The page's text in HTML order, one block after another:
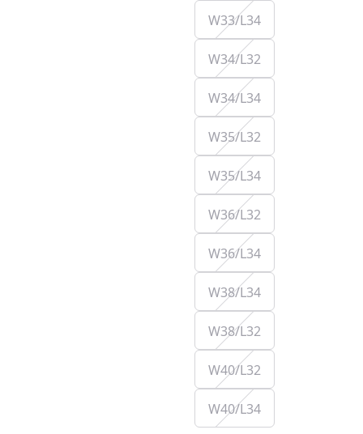
W33/L34
W34/L32
W34/L34
W35/L32
W35/L34
W36/L32
W36/L34
W38/L34
W38/L32
W40/L32
W40/L34